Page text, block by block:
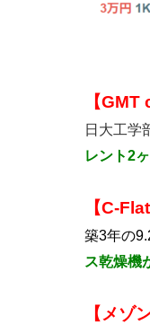
【
日大工学
レント2ヶ
【C-Flat
築3年の
ス乾燥機
【メゾ